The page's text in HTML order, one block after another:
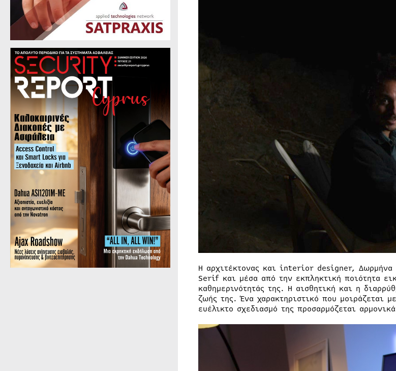
Η αρχιτέκτονας και interior designer, Δωρμήνα
Serif και μέσα από την εκπληκτική ποιότητα
καθημερινότητάς της. Η αισθητική και η
ζωής της. Ένα χαρακτηριστικό που μοιράζεται
ευέλικτο σχεδιασμό της προσαρμόζεται